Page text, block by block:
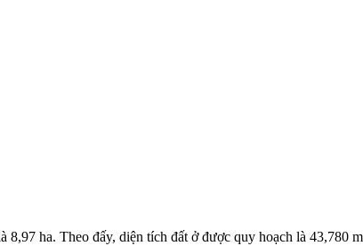
ha. Theo đấy, diện tích đất ở được quy hoạch là